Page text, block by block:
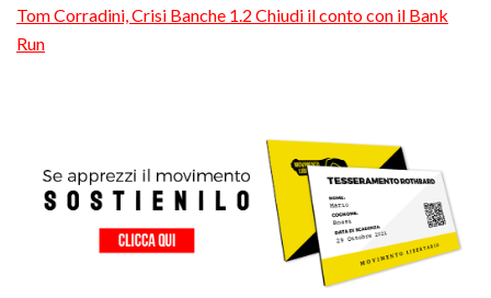
Tom Corradini, Crisi Banche 1.2 Chiudi il conto con il Bank
Run